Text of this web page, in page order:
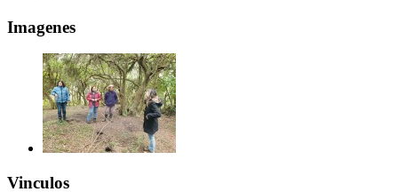
Imagenes
Vinculos